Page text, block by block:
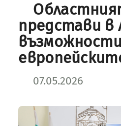
представи в
07.05.2026